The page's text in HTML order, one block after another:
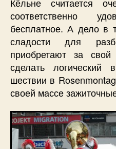
соответственно
бесплатное. А дело в
сладости для
приобретают за
сделать
шествии в
своей массе